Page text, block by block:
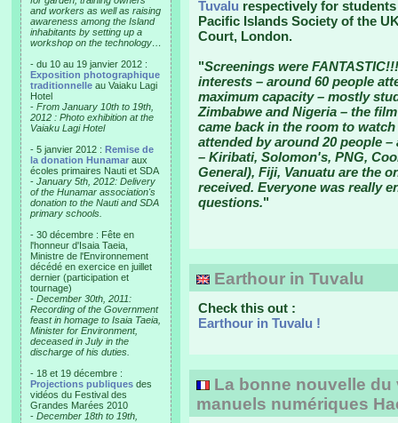
and workers as well as raising
awareness among the Island
inhabitants by setting up a
workshop on the technology…
- du 10 au 19 janvier 2012 :
Exposition photographique
traditionnelle au Vaiaku Lagi
Hotel
- From January 10th to 19th,
2012 : Photo exhibition at the
Vaiaku Lagi Hotel
- 5 janvier 2012 : Remise de
la donation Hunamar aux
écoles primaires Nauti et SDA
- January 5th, 2012: Delivery
of the Hunamar association's
donation to the Nauti and SDA
primary schools.
- 30 décembre : Fête en
l'honneur d'Isaia Taeia,
Ministre de l'Environnement
décédé en exercice en juillet
dernier (participation et
tournage)
- December 30th, 2011:
Recording of the Government
feast in homage to Isaia Taeia,
Minister for Environment,
deceased in July in the
discharge of his duties.
- 18 et 19 décembre :
Projections publiques des
vidéos du Festival des
Grandes Marées 2010
- December 18th to 19th,
Tuvalu respectively for
Pacific Islands Society of the
Court, London.
"Screenings were
interests – around 60 people
maximum capacity – mostly
Zimbabwe and Nigeria – the
came back in the room to
attended by around 20 people
– Kiribati, Solomon's, PNG,
General), Fiji, Vanuatu are the
received. Everyone was really
questions."
Earthour in Tuvalu
Check this out :
Earthour in Tuvalu !
La bonne nouvelle
manuels numériques